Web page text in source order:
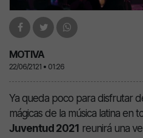
MOTIVA
22/06/2121 • 01:26
Ya queda poco para disfrutar
mágicas de la música latina en
Juventud 2021 reunirá una